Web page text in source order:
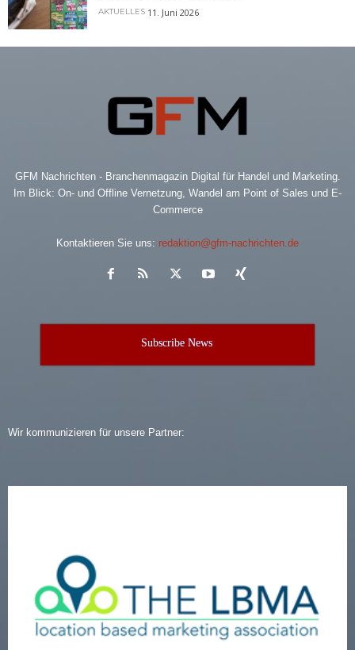
AKTUELLES 11. Juni 2026
GFM Nachrichten - Branchenmagazin Digital für Handel und Marketing.
Im Blick: On- und Offline Vernetzung, Wandel am Point of Sales und E-
Commerce
Kontaktieren Sie uns: redaktion@gfm-nachrichten.de
Subscribe News
Wir kommunizieren für unsere Partner: